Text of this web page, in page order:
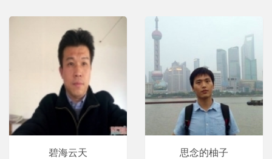
碧海云天 思念的柚子